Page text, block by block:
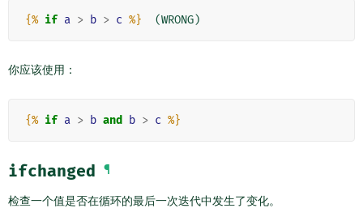
{% if a > b > c %}
你应该使用：
{% if a > b and b > c %}
ifchanged ¶
检查一个值是否在循环的最后一次迭代中发生了变化。